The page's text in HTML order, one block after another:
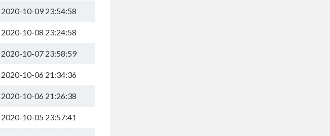
2020-10-09 23:54:58
2020-10-08 23:24:58
2020-10-07 23:58:59
2020-10-06 21:34:36
2020-10-06 21:26:38
2020-10-05 23:57:41